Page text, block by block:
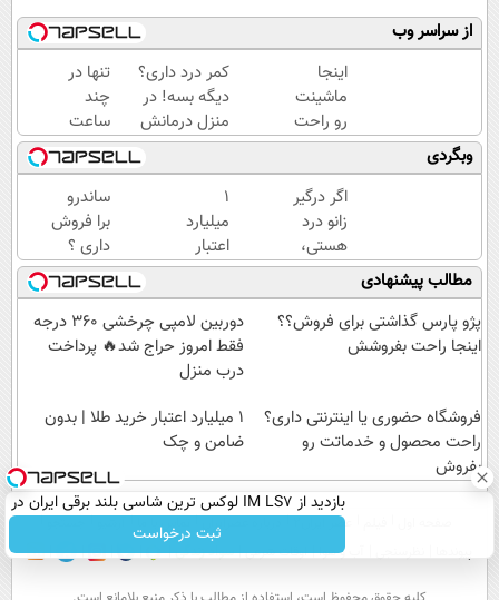
از سراسر وب
اینجا
ماشینت
رو راحت
بفروش (
ثبت
درخواست
فروش)
کمر درد داری؟
دیگه بسه! در
منزل درمانش
کن
(◀پرسش‌نامه)
تنها در
چند
ساعت
و با
یکبار
مراجعه
به
خودرو45
وبگردی
اگر درگیر
زانو درد
هستی،
همین حالا
پرسش‌نامه
رو پرکن!
۱
میلیارد
اعتبار
خرید
طلا |
بدون
ضامن
و چک
ساندرو
برا فروش
داری ؟
ما
خریداریم
، راحت
بفروشش
مطالب پیشنهادی
پژو پارس گذاشتی برای فروش؟؟
اینجا راحت بفروشش
دوربین لامپی چرخشی 360 درجه
فقط امروز حراج شد🔥 پرداخت
درب منزل
فروشگاه حضوری یا اینترنتی داری؟
راحت محصول و خدماتت رو
بفروش
۱ میلیارد اعتبار خرید طلا | بدون
ضامن و چک
بازدید از IM LS7 لوکس ترین شاسی بلند برقی ایران در
باشگاه انقلاب
ثبت درخواست عصر ایران۲ درباره عصرایران تماس با ما
آب و هوا اوقات شرعی سواد زندگی